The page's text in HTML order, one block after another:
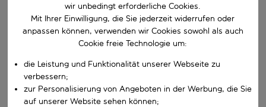
Beginne mit der Eingabe für die automatische
Reiseziele finden
W&auml;hle ein Ab- und R&uuml;ckflugdatum aus.
Wähle deine Reisedaten
Wann
Wer
wir unbedingt erforderliche Cookies.
Mit Ihrer Einwilligung, die Sie jederzeit widerrufen oder
anpassen können, verwenden wir Cookies sowohl als auch
Cookie freie Technologie um:
die Leistung und Funktionalität unserer Webseite zu
verbessern;
zur Personalisierung von Angeboten in der Werbung, die Sie
auf unserer Website sehen können;